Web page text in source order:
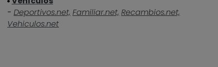
- Deportivos.net, Familiar.net, Recambios.net,
Vehiculos.net